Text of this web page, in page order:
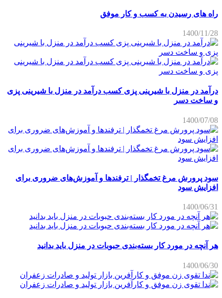
راه های رسیدن به کسب و کار موفق
1400/11/28
درآمد در منزل با شیرینی پزی کسب درآمد در منزل با شیرینی پزی
و ساخت دسر
1400/07/08
سود پرورش مرغ تخمگذار | ترفندها و آموزش‌های ضروری برای
افزایش سود
1400/06/31
هر آنچه در مورد کار بسته‌بندی حبوبات در منزل باید بدانید
1400/06/30